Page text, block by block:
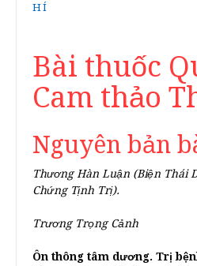
HÍ
Bài thuốc
Cam thảo
Nguyên bản
Thương Hàn Luận (Biện Thái
Chứng Tịnh Trị).
Trương Trọng Cảnh
Ôn thông tâm dương. Trị